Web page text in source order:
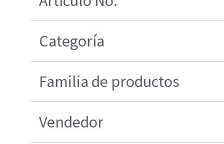
Categoría
Familia de productos
Vendedor